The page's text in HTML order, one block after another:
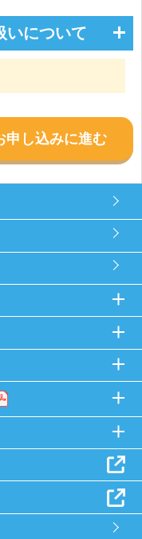
いについて
申し込みに進む